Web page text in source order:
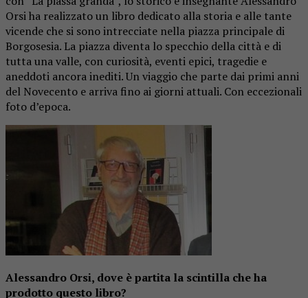
Orsi ha realizzato un libro dedicato alla storia e alle tante
vicende che si sono intrecciate nella piazza principale di
Borgosesia. La piazza diventa lo specchio della città e di
tutta una valle, con curiosità, eventi epici, tragedie e
aneddoti ancora inediti. Un viaggio che parte dai primi anni
del Novecento e arriva fino ai giorni attuali. Con eccezionali
foto d’epoca.
Alessandro Orsi, dove è partita la scintilla che ha
prodotto questo libro?